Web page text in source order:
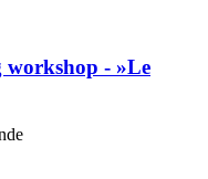
workshop - »Le